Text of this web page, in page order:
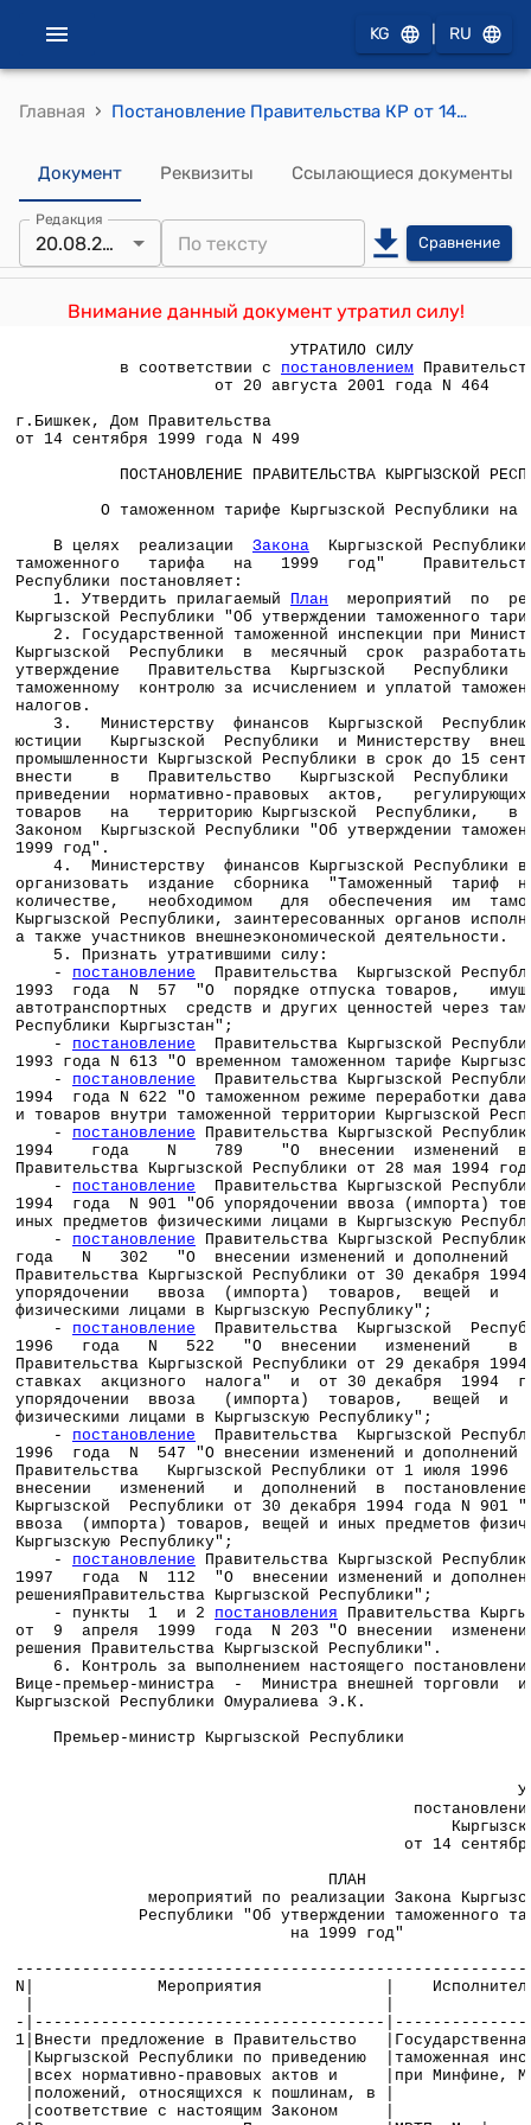
KG RU
Главная › Постановление Правительства КР от 14 сентября 1999 года №499 "О Таможенном тарифе Кыргызской Республики на 1999 год"
Документ Реквизиты Ссылающиеся документы
Редакция
20.08.2001 Сравнение
Внимание данный документ утратил силу!